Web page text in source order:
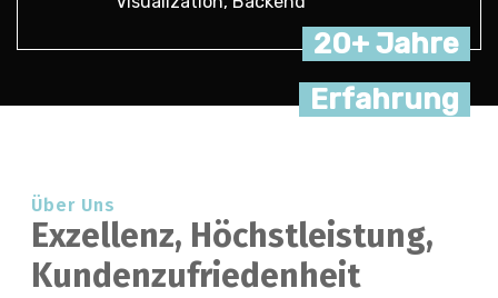
20+ Jahre
Erfahrung
Über Uns
Exzellenz, Höchstleistung,
Kundenzufriedenheit